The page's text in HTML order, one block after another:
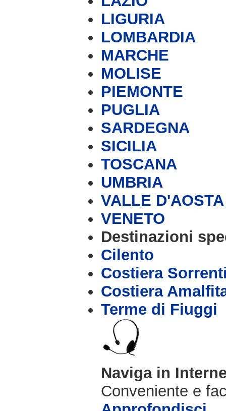
LIGURIA
LOMBARDIA
MARCHE
MOLISE
PIEMONTE
PUGLIA
SARDEGNA
SICILIA
TOSCANA
UMBRIA
VALLE D'AOSTA
VENETO
Destinazioni
Cilento
Costiera
Costiera
Terme di Fiuggi
Naviga in
Conveniente e